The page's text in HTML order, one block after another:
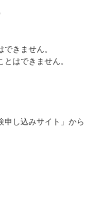
きません。
はできません。
し込みサイト」から